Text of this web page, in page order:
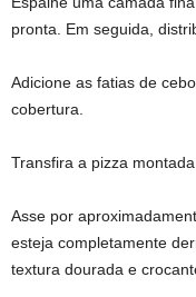
pronta. Em seguida,
Adicione as fatias de
cobertura.
Transfira a pizza
Asse por
esteja completamente
textura dourada e